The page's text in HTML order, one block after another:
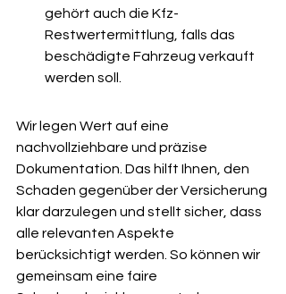
gehört auch die Kfz-
Restwertermittlung, falls das
beschädigte Fahrzeug verkauft
werden soll.
Wir legen Wert auf eine
nachvollziehbare und präzise
Dokumentation. Das hilft Ihnen, den
Schaden gegenüber der Versicherung
klar darzulegen und stellt sicher, dass
alle relevanten Aspekte
berücksichtigt werden. So können wir
gemeinsam eine faire